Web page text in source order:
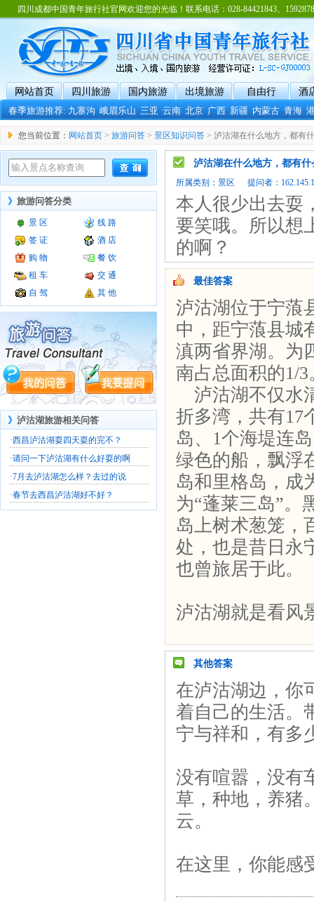
四川成都中国青年旅行社官网欢迎您的光临！联系电话：028-84421843、
网站首页 四川旅游 国内旅游 出境旅游 自由行
酒
春季旅游推荐:九寨沟 峨眉乐山 三亚 云南 北京 广西 新疆 内蒙古 青海
您当前位置： 网站首页 > 旅游问答 > 景区知识问答 > 泸沽湖在什么地方，都有
》 旅游问答分类
景 区
线 路
签 证
酒 店
购 物
餐 饮
租 车
交 通
自 驾
其 他
》 泸沽湖旅游相关问答
·西昌泸沽湖耍四天耍的完不？
·请问一下泸沽湖有什么好耍的啊
·7月去泸沽湖怎么样？去过的说
·春节去西昌泸沽湖好不好？
泸沽湖在什么地方，都有什
所属类别： 景区 提问者：
本人很少出去耍
要笑哦。所以想
的啊？
最佳答案
泸沽湖位于宁蒗
中，距宁蒗县城
滇两省界湖。为
南占总面积的1/
泸沽湖不仅水
折多湾，共有17
岛、1个海堤连
绿色的船，飘浮
岛和里格岛，成
为“蓬莱三岛”。
岛上树术葱笼，
处，也是昔日永
也曾旅居于此。
泸沽湖就是看风
其他答案
在泸沽湖边，你
着自己的生活。
宁与祥和，有多
没有喧嚣，没有
草，种地，养猪
云。
在这里，你能感